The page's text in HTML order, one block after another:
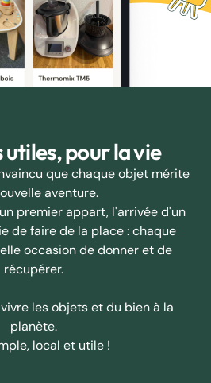
utiles, pour la vie
que chaque objet mérite
aventure.
premier appart, l'arrivée d'un
de faire de la place : chaque
occasion de donner et de
récupérer.
les objets et du bien à la
planète.
local et utile !